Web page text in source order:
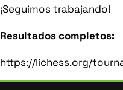
¡Seguimos trabajando!
Resultados completos:
https://lichess.org/